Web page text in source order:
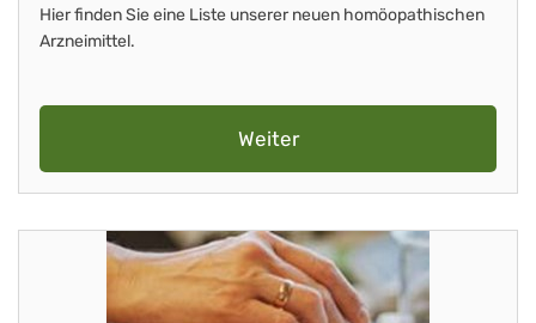
Hier finden Sie eine Liste unserer neuen homöopathischen
Arzneimittel.
Weiter